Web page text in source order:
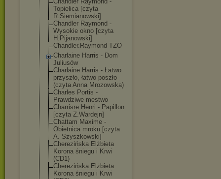
Topielica [czyta
R.Siemianowski]
Chandler Raymond -
Wysokie okno [czyta
H.Pijanowski]
Chandler.Raymond TZO
Charlaine Harris - Dom
Juliusów
Charlaine Harris - Łatwo
przyszło, łatwo poszło
(czyta Anna Mrozowska)
Charles Portis -
Prawdziwe męstwo
Charrisre Henri - Papillon
[czyta Z.Wardejn]
Chattam Maxime -
Obietnica mroku [czyta
A. Szyszkowski]
Cherezińska Elżbieta
Korona śniegu i Krwi
(CD1)
Cherezińska Elżbieta
Korona śniegu i Krwi